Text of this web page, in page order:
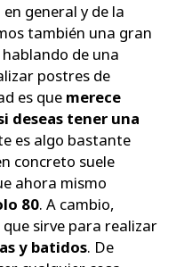
general y de la
también una gran
de una
postres de
es que merece
deseas tener una
es algo bastante
concreto suele
ahora mismo
80. A cambio,
sirve para realizar
y batidos. De